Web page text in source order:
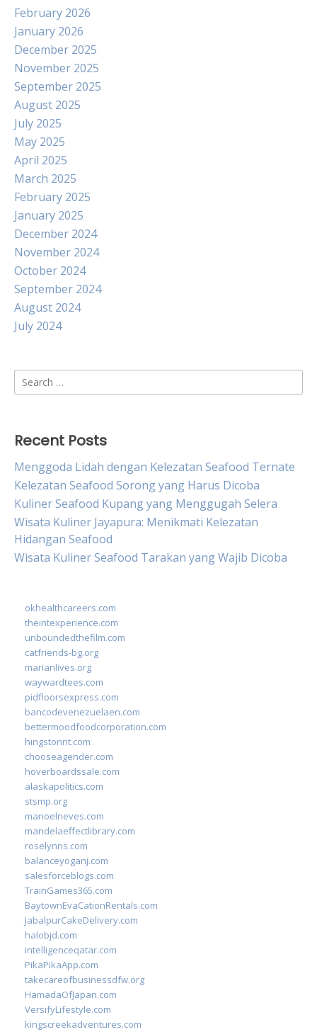
February 2026
January 2026
December 2025
November 2025
September 2025
August 2025
July 2025
May 2025
April 2025
March 2025
February 2025
January 2025
December 2024
November 2024
October 2024
September 2024
August 2024
July 2024
Search
for:
Recent Posts
Menggoda Lidah dengan Kelezatan Seafood Ternate
Kelezatan Seafood Sorong yang Harus Dicoba
Kuliner Seafood Kupang yang Menggugah Selera
Wisata Kuliner Jayapura: Menikmati Kelezatan
Hidangan Seafood
Wisata Kuliner Seafood Tarakan yang Wajib Dicoba
okhealthcareers.com
theintexperience.com
unboundedthefilm.com
catfriends-bg.org
marianlives.org
waywardtees.com
pidfloorsexpress.com
bancodevenezuelaen.com
bettermoodfoodcorporation.com
hingstonnt.com
chooseagender.com
hoverboardssale.com
alaskapolitics.com
stsmp.org
manoelneves.com
mandelaeffectlibrary.com
roselynns.com
balanceyoganj.com
salesforceblogs.com
TrainGames365.com
BaytownEvaCationRentals.com
JabalpurCakeDelivery.com
halobjd.com
intelligenceqatar.com
PikaPikaApp.com
takecareofbusinessdfw.org
HamadaOfJapan.com
VersifyLifestyle.com
kingscreekadventures.com